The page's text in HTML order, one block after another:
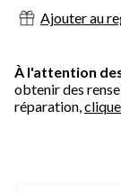
Ajouter au
À l'attention
obtenir des
réparation,